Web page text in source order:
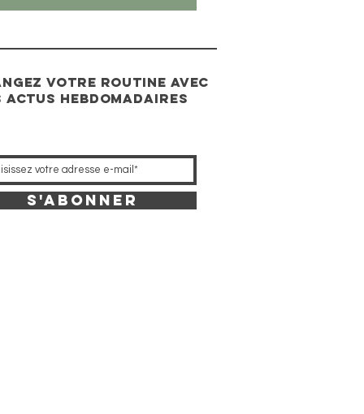
votre routine avec
actus hebdomadaires
S'abonner